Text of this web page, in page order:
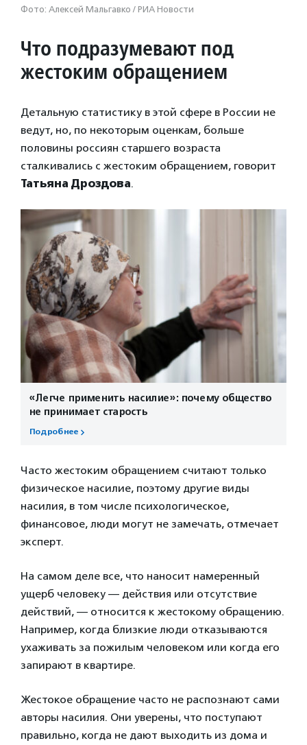
Фото: Алексей Мальгавко / РИА Новости
Что подразумевают под
жестоким обращением
Детальную статистику в этой сфере в России не
ведут, но, по некоторым оценкам, больше
половины россиян старшего возраста
сталкивались с жестоким обращением, говорит
Татьяна Дроздова.
«Легче применить насилие»: почему общество
не принимает старость
Подробнее
Часто жестоким обращением считают только
физическое насилие, поэтому другие виды
насилия, в том числе психологическое,
финансовое, люди могут не замечать, отмечает
эксперт.
На самом деле все, что наносит намеренный
ущерб человеку — действия или отсутствие
действий, — относится к жестокому обращению.
Например, когда близкие люди отказываются
ухаживать за пожилым человеком или когда его
запирают в квартире.
Жестокое обращение часто не распознают сами
авторы насилия. Они уверены, что поступают
правильно, когда не дают выходить из дома и